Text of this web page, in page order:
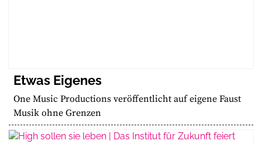
Etwas Eigenes
One Music Productions veröffentlicht auf eigene Faust
Musik ohne Grenzen